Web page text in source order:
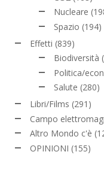
Nucleare
Spazio (194)
Effetti (839)
Biodiversità
Politica/
Salute (280)
Libri/Films (291)
Campo
Altro Mondo c'è
OPINIONI (155)